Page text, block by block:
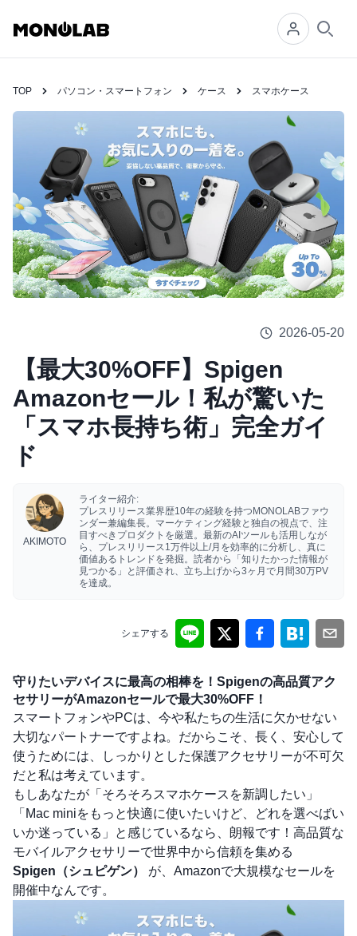
TOP パソコン・スマートフォン ケース スマホケース
2026-05-20
【最大30%OFF】Spigen
Amazonセール！私が驚いた
「スマホ長持ち術」完全ガイ
ド
AKIMOTO
ライター紹介:
プレスリリース業界歴10年の経験を持つMONOLABファウ
ンダー兼編集長。マーケティング経験と独自の視点で、注
目すべきプロダクトを厳選。最新のAIツールも活用しなが
ら、プレスリリース1万件以上/月を効率的に分析し、真に
価値あるトレンドを発掘。読者から「知りたかった情報が
見つかる」と評価され、立ち上げから3ヶ月で月間30万PV
を達成。
シェアする
守りたいデバイスに最高の相棒を！Spigenの高品質アク
セサリーがAmazonセールで最大30%OFF！
スマートフォンやPCは、今や私たちの生活に欠かせない
大切なパートナーですよね。だからこそ、長く、安心して
使うためには、しっかりとした保護アクセサリーが不可欠
だと私は考えています。
もしあなたが「そろそろスマホケースを新調したい」
「Mac miniをもっと快適に使いたいけど、どれを選べばい
いか迷っている」と感じているなら、朗報です！高品質な
モバイルアクセサリーで世界中から信頼を集める
Spigen（シュピゲン）
が、Amazonで大規模なセールを
開催中なんです。